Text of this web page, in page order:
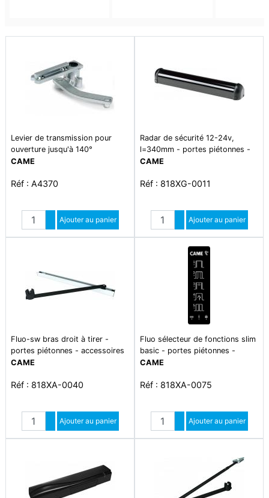
Levier de transmission pour
ouverture jusqu'à 140°
CAME
Réf : A4370
Quantité
Augmenter quantité
Diminuer quantité
Ajouter au panier
Radar de sécurité 12-24v,
l=340mm - portes piétonnes -
radars
CAME
Réf : 818XG-0011
Quantité
Augmenter quantité
Diminuer quantité
Ajouter au panier
Fluo-sw bras droit à tirer -
portes piétonnes - accessoires
poutres
CAME
Réf : 818XA-0040
Quantité
Augmenter quantité
Diminuer quantité
Ajouter au panier
Fluo sélecteur de fonctions slim
basic - portes piétonnes -
sélecteur
CAME
Réf : 818XA-0075
Quantité
Augmenter quantité
Diminuer quantité
Ajouter au panier